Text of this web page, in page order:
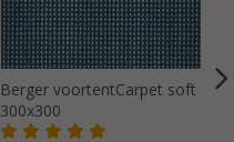
Berger voortentCarpet soft
300x300